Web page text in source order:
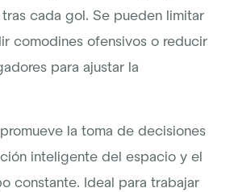
cada gol. Se pueden limitar
comodines ofensivos o reducir
para ajustar la
la toma de decisiones
inteligente del espacio y el
constante. Ideal para trabajar